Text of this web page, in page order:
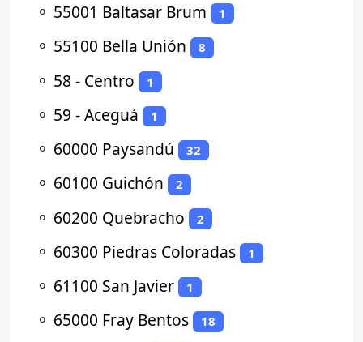
⚬ 55001 Baltasar Brum 1
⚬ 55100 Bella Unión 8
⚬ 58 - Centro 1
⚬ 59 - Aceguá 1
⚬ 60000 Paysandú 32
⚬ 60100 Guichón 2
⚬ 60200 Quebracho 2
⚬ 60300 Piedras Coloradas 1
⚬ 61100 San Javier 1
⚬ 65000 Fray Bentos 18